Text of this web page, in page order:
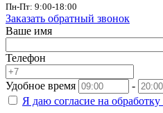
Пн-Пт: 9:00-18:00
Заказать обратный звонок
Ваше имя
Телефон
Удобное время
-
Я даю согласие на